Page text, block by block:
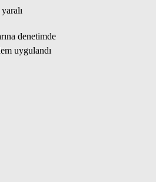
denetimde
uygulandı